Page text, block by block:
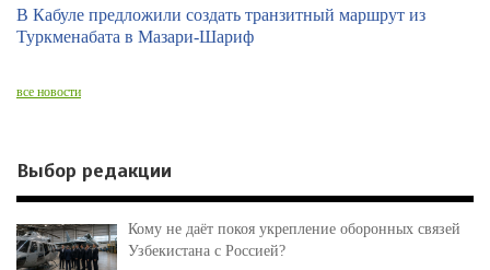
В Кабуле предложили создать транзитный маршрут из
Туркменабата в Мазари-Шариф
все новости
Выбор редакции
Кому не даёт покоя укрепление оборонных связей
Узбекистана с Россией?